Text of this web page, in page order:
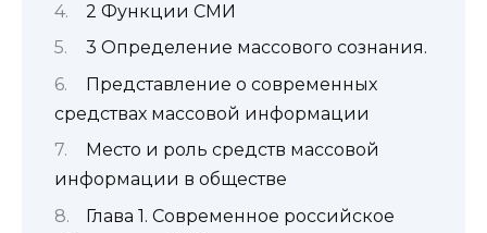
2 Функции СМИ
3 Определение массового сознания.
Представление о современных
средствах массовой информации
Место и роль средств массовой
информации в обществе
Глава 1. Современное российское